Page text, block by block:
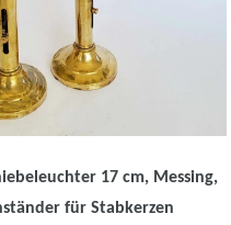
17 cm, Messing,
für Stabkerzen